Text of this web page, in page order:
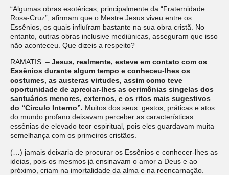
“Algumas obras esotéricas, principalmente da “Fraternidade
Rosa-Cruz”, afirmam que o Mestre Jesus viveu entre os
Essênios, os quais influíram bastante na sua obra cristã. No
entanto, outras obras inclusive mediúnicas, asseguram que isso
não aconteceu. Que dizeis a respeito?
RAMATIS: – Jesus, realmente, esteve em contato com os
Essênios durante algum tempo e conheceu-lhes os
costumes, as austeras virtudes, assim como teve
oportunidade de apreciar-lhes as cerimônias singelas dos
santuários menores, externos, e os ritos mais sugestivos
do “Circulo Interno”. Muitos dos seus gestos, práticas e atos
do mundo profano deixavam perceber as características
essênias de elevado teor espiritual, pois eles guardavam muita
semelhança com os primeiros cristãos.
(…) jamais deixaria de procurar os Essênios e conhecer-lhes as
ideias, pois os mesmos já ensinavam o amor a Deus e ao
próximo, criam na imortalidade da alma e na reencarnação.